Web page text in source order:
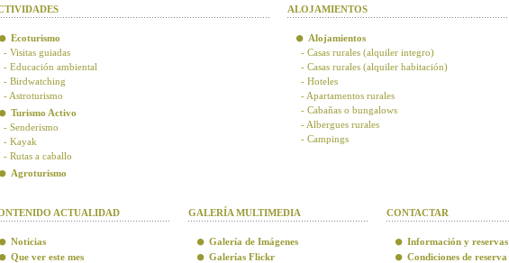
Ecoturismo
- Visitas guiadas
- Educación ambiental
- Birdwatching
- Astroturismo
Turismo Activo
- Senderismo
- Kayak
- Rutas a caballo
Agroturismo
ALOJAMIENTOS
Alojamientos
- Casas rurales (alquiler integro)
- Casas rurales (alquiler habitación)
- Hoteles
- Apartamentos rurales
- Cabañas o bungalows
- Albergues rurales
- Campings
ACTUALIDAD
Noticias
Que ver este mes
GALERÍA MULTIMEDIA
Galería de Imágenes
Galerías Flickr
CONTACTAR
Información y reservas
Condiciones de reserva